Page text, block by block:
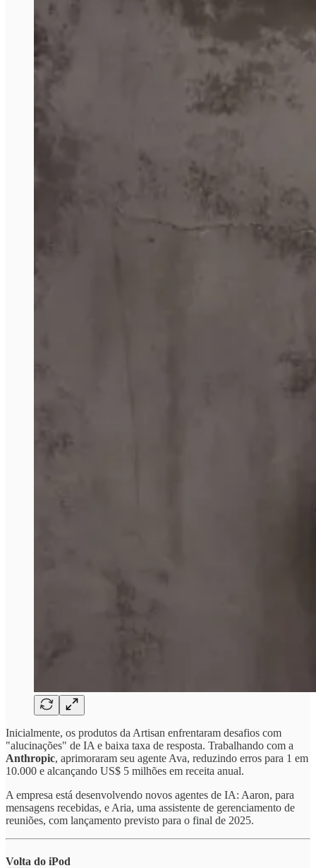
Inicialmente, os produtos da Artisan enfrentaram desafios com
"alucinações" de IA e baixa taxa de resposta. Trabalhando com a
Anthropic, aprimoraram seu agente Ava, reduzindo erros para 1 em
10.000 e alcançando US$ 5 milhões em receita anual.
A empresa está desenvolvendo novos agentes de IA: Aaron, para
mensagens recebidas, e Aria, uma assistente de gerenciamento de
reuniões, com lançamento previsto para o final de 2025.
Volta do iPod